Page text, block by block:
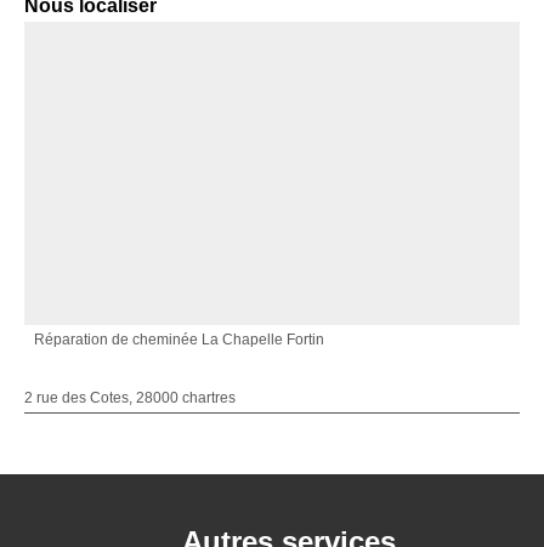
Nous localiser
Réparation de cheminée La Chapelle Fortin
2 rue des Cotes, 28000 chartres